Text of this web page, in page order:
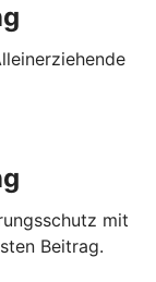
mit
Beitrag.